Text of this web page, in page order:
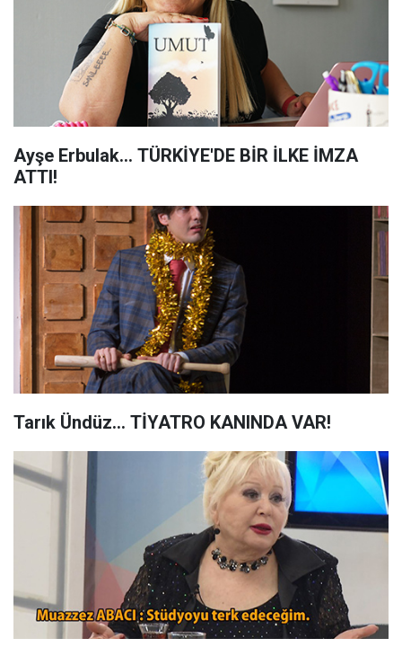
Ayşe Erbulak... TÜRKİYE'DE BİR İLKE İMZA
ATTI!
Tarık Ündüz... TİYATRO KANINDA VAR!